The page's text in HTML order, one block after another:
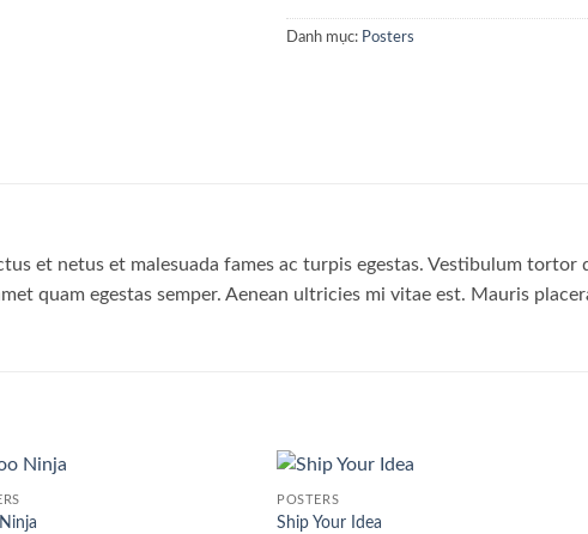
Danh mục: Posters
et netus et malesuada fames ac turpis egestas. Vestibulum tortor
quam egestas semper. Aenean ultricies mi vitae est. Mauris
POSTERS
Ship Your Idea